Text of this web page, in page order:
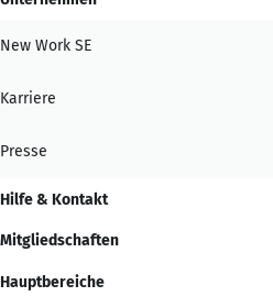
New Work SE
Karriere
Presse
Hilfe & Kontakt
Mitgliedschaften
Hauptbereiche